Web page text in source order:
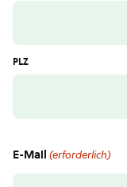
PLZ
E-Mail (erforderlich)